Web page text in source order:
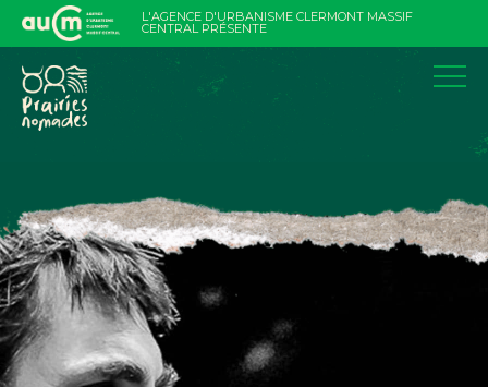
L'AGENCE D'URBANISME CLERMONT MASSIF
CENTRAL PRÉSENTE
contenu